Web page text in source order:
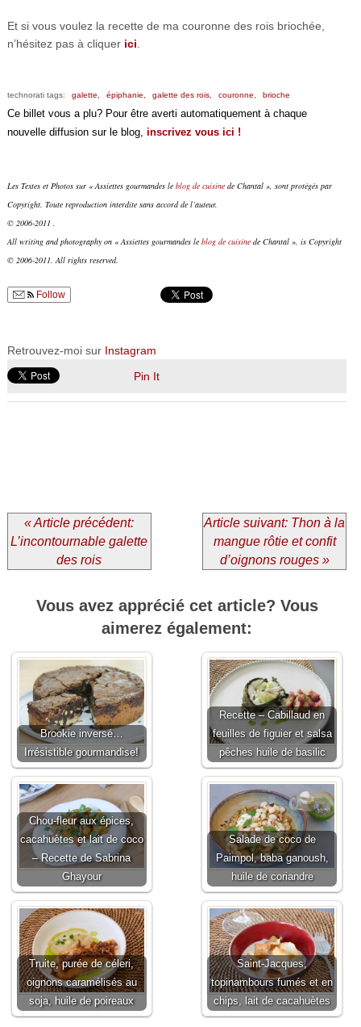
Et si vous voulez la recette de ma couronne des rois briochée,
n’hésitez pas à cliquer ici
technorati tags: galette, épiphanie, galette des rois, couronne, brioche
Ce billet vous a plu? Pour être averti automatiquement à chaque
nouvelle diffusion sur le blog, inscrivez vous ici !
Les Textes et Photos sur « Assiettes gourmandes le blog de cuisinede Chantal », sont protégés par
Copyright. Toute reproduction interdite sans accord de l’auteur.
© 2006-2011 .
All writing and photography on « Assiettes gourmandes le blog de cuisinede Chantal », is Copyright
© 2006-2011. All rights reserved.
Follow
Retrouvez-moi sur Instagram
Pin It
« Article précédent:
L’incontournable galette
des rois
Article suivant: Thon à la
mangue rôtie et confit
d’oignons rouges »
Vous avez apprécié cet article? Vous
aimerez également:
Brookie inversé…
Irrésistible gourmandise!
Recette – Cabillaud en
feuilles de figuier et salsa
pêches huile de basilic
Chou-fleur aux épices,
cacahuètes et lait de coco
– Recette de Sabrina
Ghayour
Salade de coco de
Paimpol, baba ganoush,
huile de coriandre
Truite, purée de céleri,
oignons caramélisés au
soja, huile de poireaux
Saint-Jacques,
topinambours fumés et en
chips, lait de cacahuètes